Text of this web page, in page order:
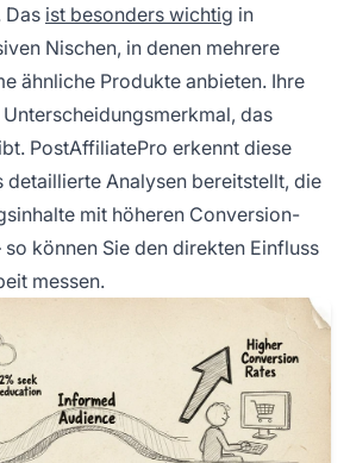
Das ist besonders wichtig in
Nischen, in denen mehrere
ähnliche Produkte anbieten. Ihre
das
PostAffiliatePro erkennt diese
detaillierte Analysen bereitstellt, die
mit höheren Conversion-
so können Sie den direkten Einfluss
messen.